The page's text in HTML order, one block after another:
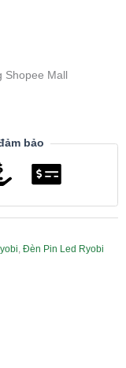
Shopee Mall
bảo
Đèn Pin Led Ryobi